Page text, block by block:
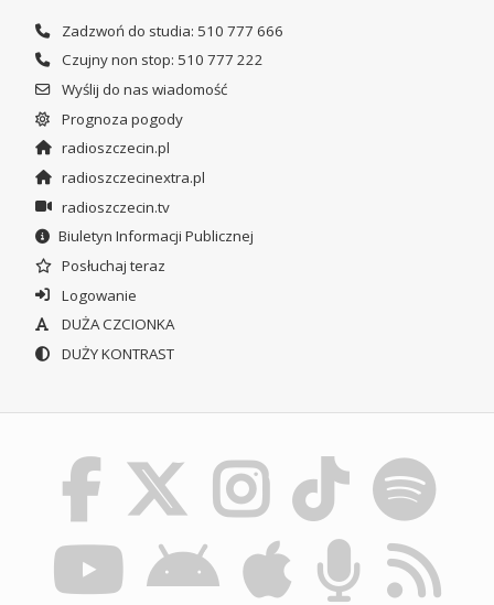
Zadzwoń do studia: 510 777 666
Czujny non stop: 510 777 222
Wyślij do nas wiadomość
Prognoza pogody
radioszczecin.pl
radioszczecinextra.pl
radioszczecin.tv
Biuletyn Informacji Publicznej
Posłuchaj teraz
Logowanie
DUŻA CZCIONKA
DUŻY KONTRAST